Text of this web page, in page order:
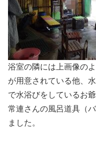
浴室の隣には上画像の
が用意されている他、
で水浴びをしているお
常連さんの風呂道具（
ました。